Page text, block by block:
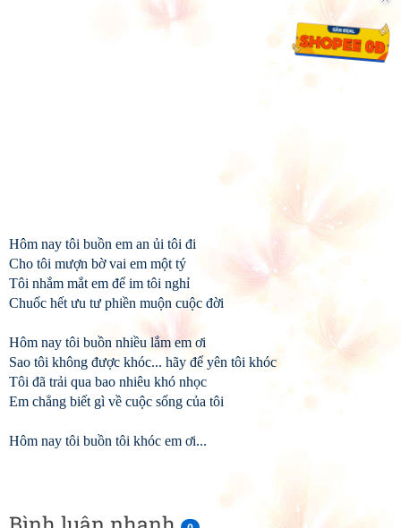
Hôm nay tôi buồn em an ủi tôi đi
Cho tôi mượn bờ vai em một tý
Tôi nhắm mắt em để im tôi nghỉ
Chuốc hết ưu tư phiền muộn cuộc đời
Hôm nay tôi buồn nhiều lắm em ơi
Sao tôi không được khóc... hãy để yên tôi khóc
Tôi đã trải qua bao nhiêu khó nhọc
Em chẳng biết gì về cuộc sống của tôi
Hôm nay tôi buồn tôi khóc em ơi...